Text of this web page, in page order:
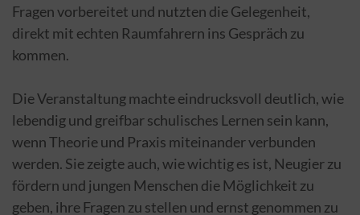
Fragen vorbereitet und nutzten die Gelegenheit,
direkt mit echten Raumfahrern ins Gespräch zu
kommen.
Die Veranstaltung machte eindrucksvoll deutlich, wie
lebendig und greifbar schulisches Lernen sein kann,
wenn Theorie und Praxis miteinander verbunden
werden. Sie zeigte auch, wie wichtig es ist, Neugier zu
fördern und jungen Menschen die Möglichkeit zu
geben, ihre Fragen zu stellen und ernst genommen zu